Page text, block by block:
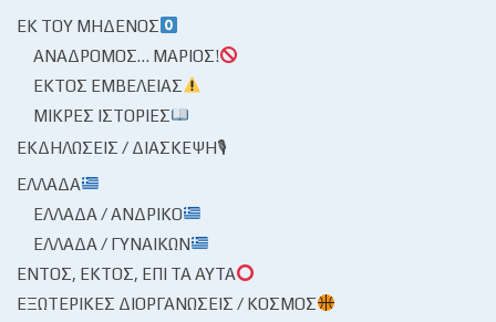
ΕΚ ΤΟΥ ΜΗΔΕΝΌΣ
ΑΝΆΔΡΟΜΟΣ… ΜΆΡΙΟΣ!
ΕΚΤΌΣ ΕΜΒΈΛΕΙΑΣ
ΜΙΚΡΈΣ ΙΣΤΟΡΊΕΣ
ΕΚΔΗΛΏΣΕΙΣ / ΔΙΆΣΚΕΨΗ🎙
ΕΛΛΆΔΑ
ΕΛΛΆΔΑ / ΑΝΔΡΙΚΌ
ΕΛΛΆΔΑ / ΓΥΝΑΙΚΏΝ
ΕΝΤΌΣ, ΕΚΤΌΣ, ΕΠΊ ΤΑ ΑΥΤΆ
ΕΞΩΤΕΡΙΚΈΣ ΔΙΟΡΓΑΝΏΣΕΙΣ / ΚΌΣΜΟΣ